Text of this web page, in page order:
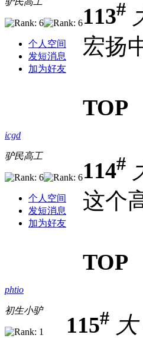
个人空间
发短消息
加为好友
113#
宏扬
TOP
icgd
驴民高工
个人空间
发短消息
加为好友
114#
这个
TOP
phtio
初生小驴
115# 大